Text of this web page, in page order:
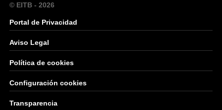
© EITB - 2026
Portal de Privacidad
Aviso Legal
Política de cookies
Configuración cookies
Transparencia